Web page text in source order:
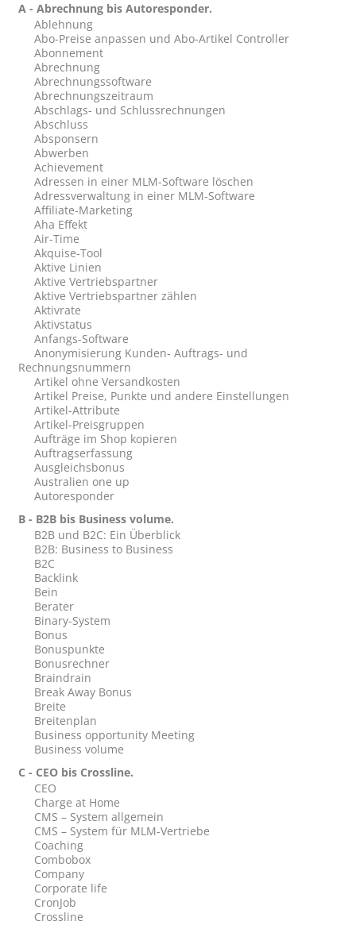
A - Abrechnung bis Autoresponder.
Ablehnung
Abo-Preise anpassen und Abo-Artikel Controller
Abonnement
Abrechnung
Abrechnungssoftware
Abrechnungszeitraum
Abschlags- und Schlussrechnungen
Abschluss
Absponsern
Abwerben
Achievement
Adressen in einer MLM-Software löschen
Adressverwaltung in einer MLM-Software
Affiliate-Marketing
Aha Effekt
Air-Time
Akquise-Tool
Aktive Linien
Aktive Vertriebspartner
Aktive Vertriebspartner zählen
Aktivrate
Aktivstatus
Anfangs-Software
Anonymisierung Kunden- Auftrags- und
Rechnungsnummern
Artikel ohne Versandkosten
Artikel Preise, Punkte und andere Einstellungen
Artikel-Attribute
Artikel-Preisgruppen
Aufträge im Shop kopieren
Auftragserfassung
Ausgleichsbonus
Australien one up
Autoresponder
B - B2B bis Business volume.
B2B und B2C: Ein Überblick
B2B: Business to Business
B2C
Backlink
Bein
Berater
Binary-System
Bonus
Bonuspunkte
Bonusrechner
Braindrain
Break Away Bonus
Breite
Breitenplan
Business opportunity Meeting
Business volume
C - CEO bis Crossline.
CEO
Charge at Home
CMS – System allgemein
CMS – System für MLM-Vertriebe
Coaching
Combobox
Company
Corporate life
CronJob
Crossline